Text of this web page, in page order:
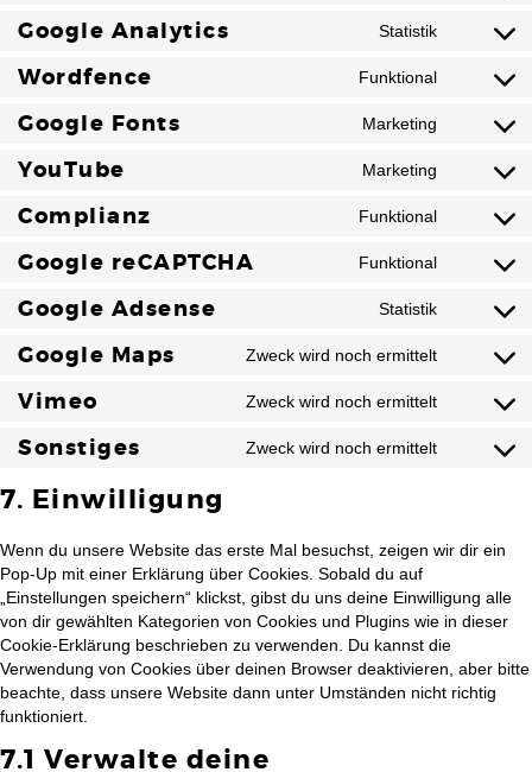
Google Analytics Statistik
Wordfence Funktional
Google Fonts Marketing
YouTube Marketing
Complianz Funktional
Google reCAPTCHA Funktional
Google Adsense Statistik
Google Maps Zweck wird noch ermittelt
Vimeo Zweck wird noch ermittelt
Sonstiges Zweck wird noch ermittelt
7. Einwilligung
Wenn du unsere Website das erste Mal besuchst, zeigen wir dir ein
Pop-Up mit einer Erklärung über Cookies. Sobald du auf
„Einstellungen speichern“ klickst, gibst du uns deine Einwilligung alle
von dir gewählten Kategorien von Cookies und Plugins wie in dieser
Cookie-Erklärung beschrieben zu verwenden. Du kannst die
Verwendung von Cookies über deinen Browser deaktivieren, aber bitte
beachte, dass unsere Website dann unter Umständen nicht richtig
funktioniert.
7.1 Verwalte deine